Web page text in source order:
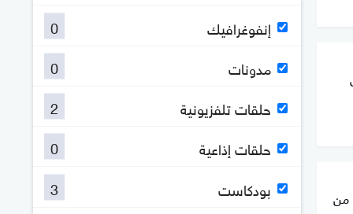
وإصابة 7% من
إنفوغرافيك
0
مدونات
0
حلقات تلفزيونية
2
حلقات إذاعية
0
بودكاست
3